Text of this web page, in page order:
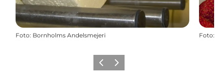
Foto: Bornholms Andelsmejeri Foto:
Föregående
Nästa